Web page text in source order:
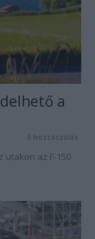
a
3 hozzászólás
utakon az F-150